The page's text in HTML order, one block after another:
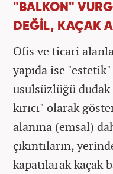
"BALKON"
DEĞİL, KAÇAK
Ofis ve ticari
yapıda ise
usulsüzlüğü
kırıcı" olarak
alanına (emsal)
çıkıntıların,
kapatılarak kaçak